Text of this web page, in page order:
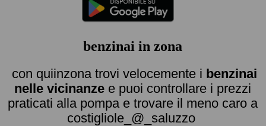
benzinai in zona
con quiinzona trovi velocemente i benzinai
nelle vicinanze e puoi controllare i prezzi
praticati alla pompa e trovare il meno caro a
costigliole_@_saluzzo